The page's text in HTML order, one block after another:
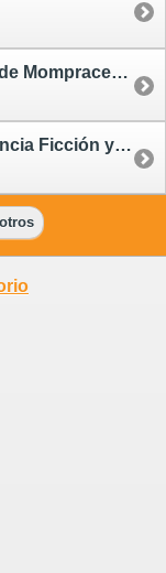
El Corsario Negro - Los Tigres de Mompracem - El Rey del Mar
Ulthar. Revista de Fantasía, Ciencia Ficción y Terror 10